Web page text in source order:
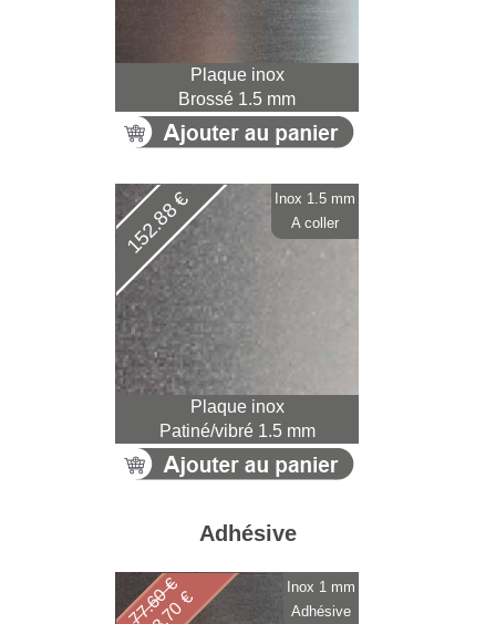
Plaque inox
Brossé 1.5 mm
Plaque inox
Patiné/vibré 1.5 mm
152.88 €
Inox 1.5 mm
A coller
Adhésive
77.60 €
Inox 1 mm
Adhésive